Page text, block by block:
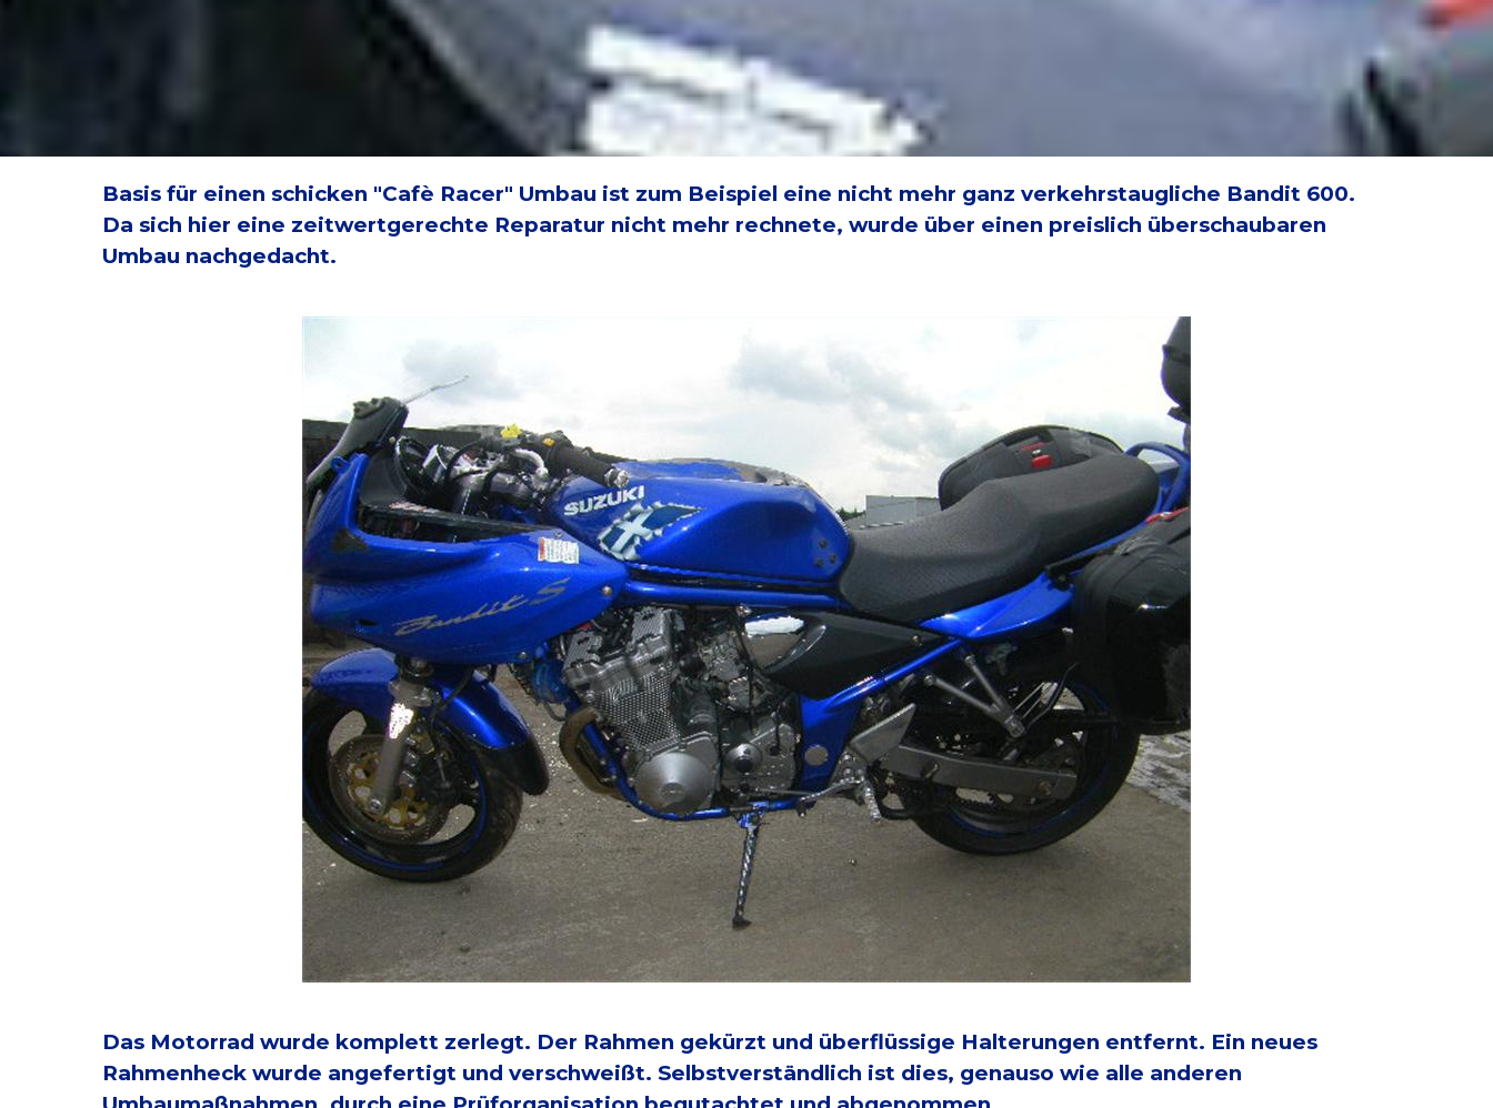
Basis für einen schicken "Cafè Racer" Umbau ist zum Beispiel eine nicht mehr ganz verkehrstaugliche Bandit 600.
Da sich hier eine zeitwertgerechte Reparatur nicht mehr rechnete, wurde über einen preislich überschaubaren
Umbau nachgedacht.
Das Motorrad wurde komplett zerlegt. Der Rahmen gekürzt und überflüssige Halterungen entfernt. Ein neues
Rahmenheck wurde angefertigt und verschweißt. Selbstverständlich ist dies, genauso wie alle anderen